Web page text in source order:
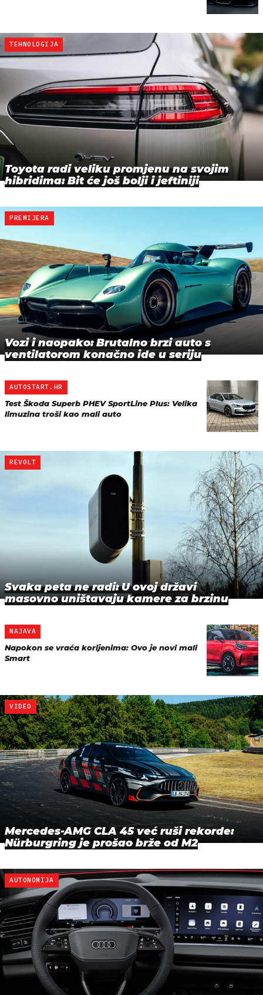
TEHNOLOGIJA
Toyota radi veliku promjenu na svojim
hibridima: Bit će još bolji i jeftiniji
PREMIJERA
Vozi i naopako: Brutalno brzi auto s
ventilatorom konačno ide u seriju
AUTOSTART.HR
Test Škoda Superb PHEV SportLine Plus: Velika
limuzina troši kao mali auto
REVOLT
Svaka peta ne radi: U ovoj državi
masovno uništavaju kamere za brzinu
NAJAVA
Napokon se vraća korijenima: Ovo je novi mali
Smart
VIDEO
Mercedes-AMG CLA 45 već ruši rekorde:
Nürburgring je prošao brže od M2
AUTONOMIJA